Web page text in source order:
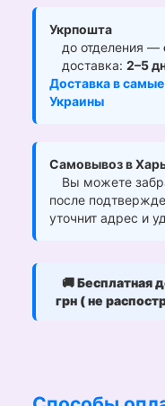
Укрпошта
до отделения —
доставка: 2–5
Доставка в
Украины
Самовывоз в
Вы можете
после
уточнит адрес и
🚚Бесплатная
грн ( не